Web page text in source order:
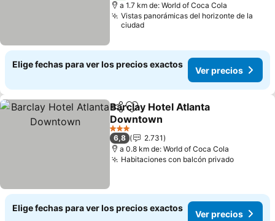
a 1.7 km de: World of Coca Cola
Vistas panorámicas del horizonte de la
ciudad
Elige fechas para ver los precios exactos
Ver precios
CompartirAgregar a favoritos
Barclay Hotel Atlanta
Downtown
3 Estrellas
6,8
2.731
a 0.8 km de: World of Coca Cola
Habitaciones con balcón privado
Elige fechas para ver los precios exactos
Ver precios